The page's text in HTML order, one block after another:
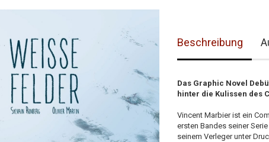
Beschreibung
Das Graphic Novel
hinter die Kulissen des
Vincent Marbier ist ein
ersten Bandes seiner
seinem Verleger unter